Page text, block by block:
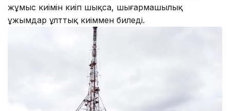
жұмыс киімін киіп шықса, шығармашылық
ұжымдар ұлттық киіммен биледі.